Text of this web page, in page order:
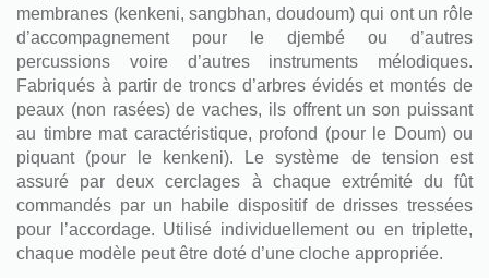
membranes (kenkeni, sangbhan, doudoum) qui ont un rôle
d’accompagnement pour le djembé ou d’autres
percussions voire d’autres instruments mélodiques.
Fabriqués à partir de troncs d’arbres évidés et montés de
peaux (non rasées) de vaches, ils offrent un son puissant
au timbre mat caractéristique, profond (pour le Doum) ou
piquant (pour le kenkeni). Le système de tension est
assuré par deux cerclages à chaque extrémité du fût
commandés par un habile dispositif de drisses tressées
pour l’accordage. Utilisé individuellement ou en triplette,
chaque modèle peut être doté d’une cloche appropriée.